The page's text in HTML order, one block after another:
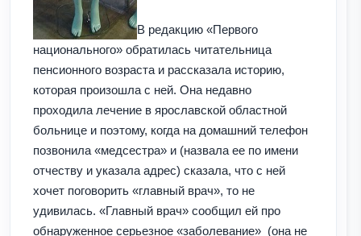
В редакцию «Первого
национального» обратилась читательница
пенсионного возраста и рассказала историю,
которая произошла с ней. Она недавно
проходила лечение в ярославской областной
больнице и поэтому, когда на домашний телефон
позвонила «медсестра» и (назвала ее по имени
отчеству и указала адрес) сказала, что с ней
хочет поговорить «главный врач», то не
удивилась. «Главный врач» сообщил ей про
обнаруженное серьезное «заболевание» (она не